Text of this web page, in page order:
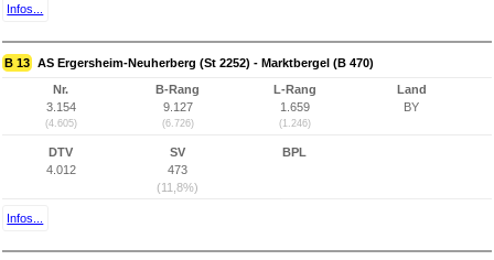
Infos...
B 13 AS Ergersheim-Neuherberg (St 2252) - Marktbergel (B 470)
Nr.
3.154
(4.605)
B-Rang
9.127
(6.726)
L-Rang
1.659
(1.246)
Land
BY
DTV
4.012
SV
473
(11,8%)
BPL
Infos...